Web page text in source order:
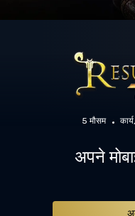
5 मौसम कार्य
अपने